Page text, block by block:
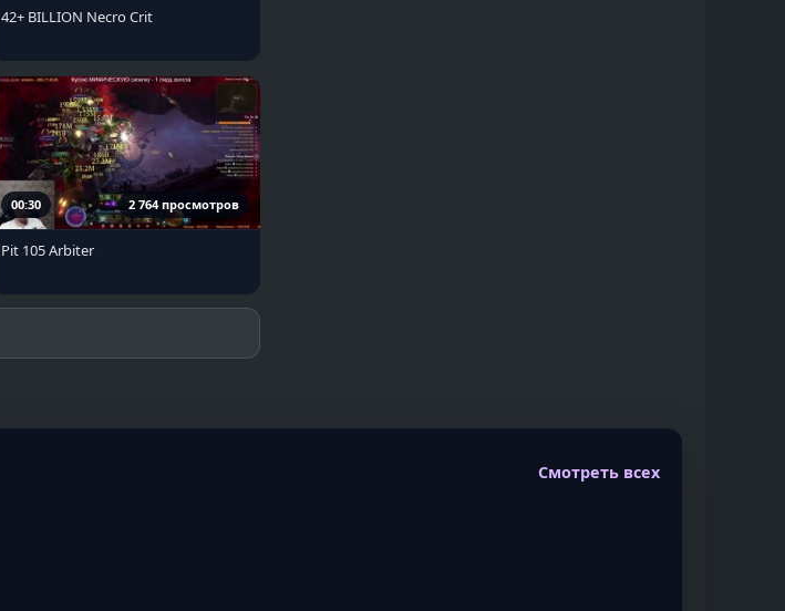
42+ BILLION Necro Crit
00:30 2 764 просмотров
Pit 105 Arbiter
Смотреть всех